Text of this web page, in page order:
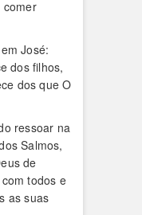
comer
José:
dos filhos,
dos que O
ressoar na
Salmos,
de
todos e
as suas